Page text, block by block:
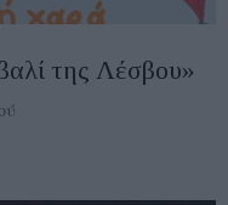
της Λέσβου»